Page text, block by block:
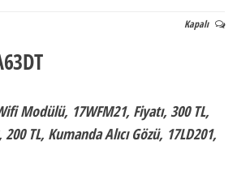
Kapalı
Modülü, 17WFM21, Fiyatı, 300 TL,
200 TL, Kumanda Alıcı Gözü, 17LD201,